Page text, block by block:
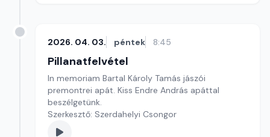
2026. 04. 03. péntek 8:45
Pillanatfelvétel
In memoriam Bartal Károly Tamás jászói
premontrei apát. Kiss Endre András apáttal
beszélgetünk.
Szerkesztő: Szerdahelyi Csongor